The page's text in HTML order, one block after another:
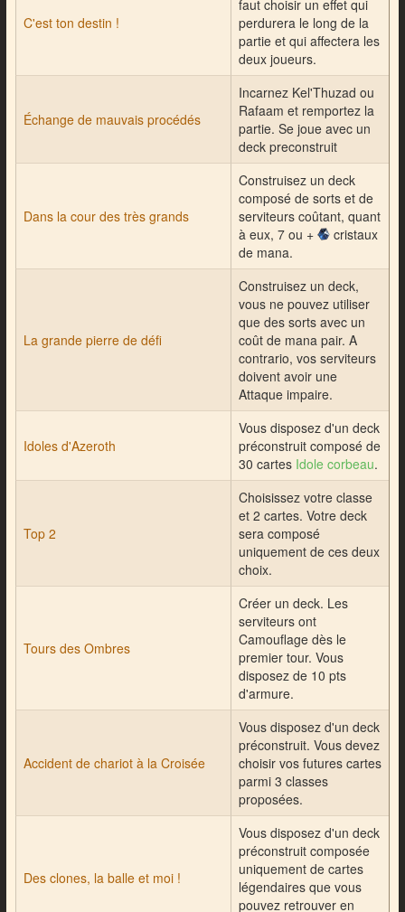
C'est ton destin !
faut choisir un effet qui
perdurera le long de la
partie et qui affectera les
deux joueurs.
Échange de mauvais procédés
Incarnez Kel'Thuzad ou
Rafaam et remportez la
partie. Se joue avec un
deck preconstruit
Dans la cour des très grands
Construisez un deck
composé de sorts et de
serviteurs coûtant, quant
à eux, 7 ou +
cristaux
de mana.
La grande pierre de défi
Construisez un deck,
vous ne pouvez utiliser
que des sorts avec un
coût de mana pair. A
contrario, vos serviteurs
doivent avoir une
Attaque impaire.
Idoles d'Azeroth
Vous disposez d'un deck
préconstruit composé de
30 cartes Idole corbeau.
Top 2
Choisissez votre classe
et 2 cartes. Votre deck
sera composé
uniquement de ces deux
choix.
Tours des Ombres
Créer un deck. Les
serviteurs ont
Camouflage dès le
premier tour. Vous
disposez de 10 pts
d'armure.
Accident de chariot à la Croisée
Vous disposez d'un deck
préconstruit. Vous devez
choisir vos futures cartes
parmi 3 classes
proposées.
Des clones, la balle et moi !
Vous disposez d'un deck
préconstruit composée
uniquement de cartes
légendaires que vous
pouvez retrouver en